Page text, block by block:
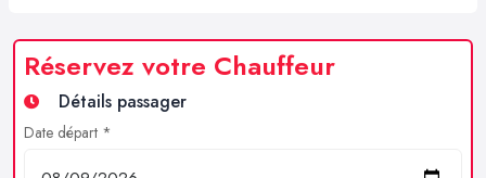
Réservez votre Chauffeur
Détails passager
Date départ *